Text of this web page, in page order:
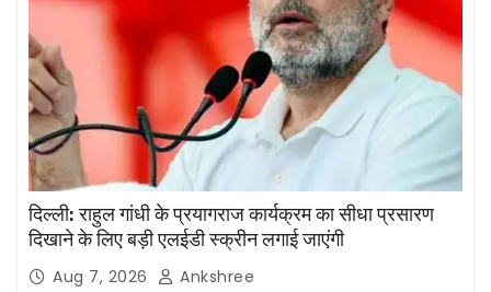
दिल्ली: राहुल गांधी के प्रयागराज कार्यक्रम का सीधा प्रसारण
दिखाने के लिए बड़ी एलईडी स्क्रीन लगाई जाएंगी
Aug 7, 2026 Ankshree